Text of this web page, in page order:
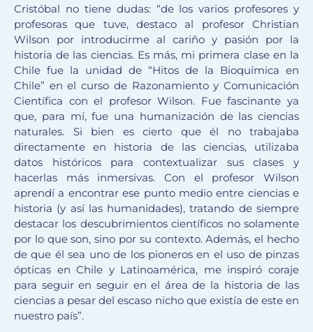
Cristóbal no tiene dudas: “de los varios profesores y
profesoras que tuve, destaco al profesor Christian
Wilson por introducirme al cariño y pasión por la
historia de las ciencias. Es más, mi primera clase en la
Chile fue la unidad de “Hitos de la Bioquímica en
Chile” en el curso de Razonamiento y Comunicación
Científica con el profesor Wilson. Fue fascinante ya
que, para mí, fue una humanización de las ciencias
naturales. Si bien es cierto que él no trabajaba
directamente en historia de las ciencias, utilizaba
datos históricos para contextualizar sus clases y
hacerlas más inmersivas. Con el profesor Wilson
aprendí a encontrar ese punto medio entre ciencias e
historia (y así las humanidades), tratando de siempre
destacar los descubrimientos científicos no solamente
por lo que son, sino por su contexto. Además, el hecho
de que él sea uno de los pioneros en el uso de pinzas
ópticas en Chile y Latinoamérica, me inspiró coraje
para seguir en seguir en el área de la historia de las
ciencias a pesar del escaso nicho que existía de este en
nuestro país”.